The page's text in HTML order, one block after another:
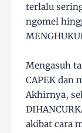
terlalu
ngomel
Mengasuh
CAPEK dan
Akhirnya,
akibat cara